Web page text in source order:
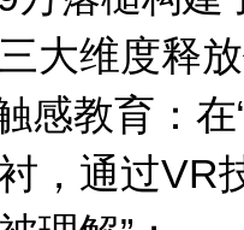
大维度释
教育：在“
，通过VR